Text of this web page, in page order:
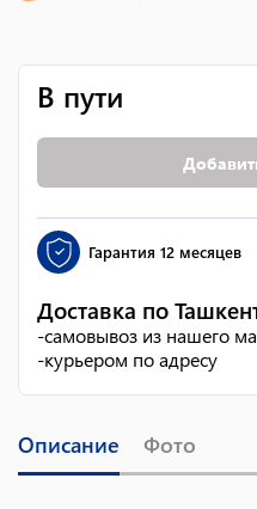
В пути
Гарантия 12 месяцев
Доставка по
-самовывоз из нашего
-курьером по адресу
Описание Фото